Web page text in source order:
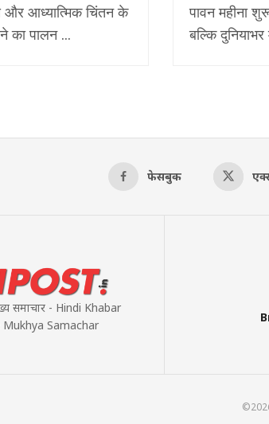
और आध्यात्मिक चिंतन के
का पालन ...
पावन महीना
बल्कि दुनियाभर
फेसबुक
समाचार - Hindi Khabar
Samachar